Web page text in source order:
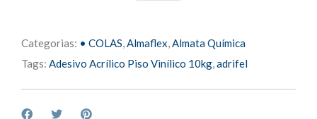
Categorias: • COLAS,Almaflex,Almata Química
Tags: Adesivo Acrílico Piso Vinílico 10kg,adrifel